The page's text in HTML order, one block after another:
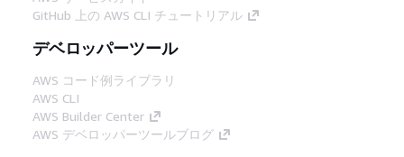
GitHub 上の AWS CLI チュートリアル
デベロッパーツール
AWS コード例ライブラリ
AWS CLI
AWS Builder Center
AWS デベロッパーツールブログ